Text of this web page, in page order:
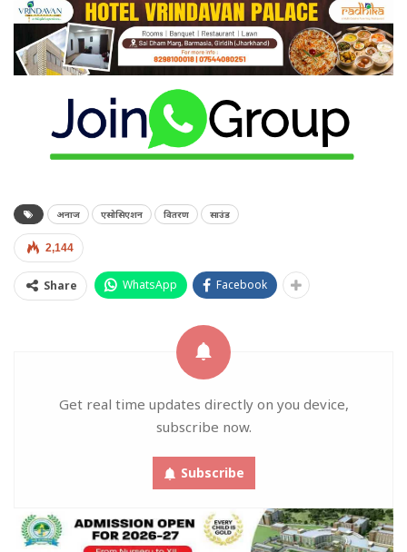
अनाज एसोसिएशन वितरण साउंड
2,144
Share WhatsApp Facebook
Get real time updates directly on you device,
subscribe now.
Subscribe